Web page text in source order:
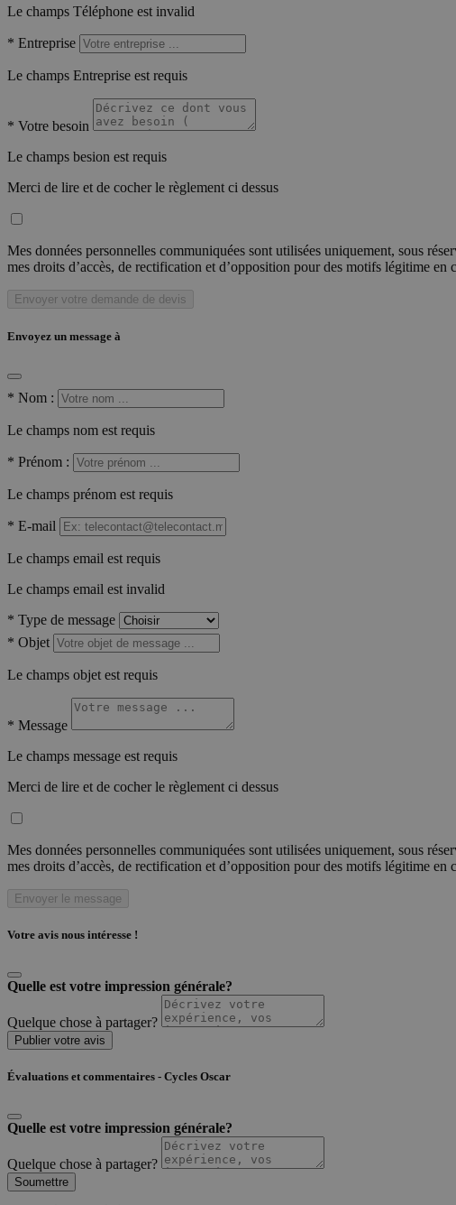
Le champs Téléphone est invalid
* Entreprise
Le champs Entreprise est requis
* Votre besoin
Le champs besion est requis
Merci de lire et de cocher le règlement ci dessus
Mes données personnelles communiquées sont utilisées uniquement, sous
mes droits d’accès, de rectification et d’opposition pour des motifs légitime en
Envoyer votre demande de devis
Envoyez un message à
* Nom :
Le champs nom est requis
* Prénom :
Le champs prénom est requis
* E-mail
Le champs email est requis
Le champs email est invalid
* Type de message
* Objet
Le champs objet est requis
* Message
Le champs message est requis
Merci de lire et de cocher le règlement ci dessus
Mes données personnelles communiquées sont utilisées uniquement, sous
mes droits d’accès, de rectification et d’opposition pour des motifs légitime en
Envoyer le message
Votre avis nous intéresse !
Quelle est votre impression générale?
Quelque chose à partager?
Publier votre avis
Évaluations et commentaires - Cycles Oscar
Quelle est votre impression générale?
Quelque chose à partager?
Soumettre